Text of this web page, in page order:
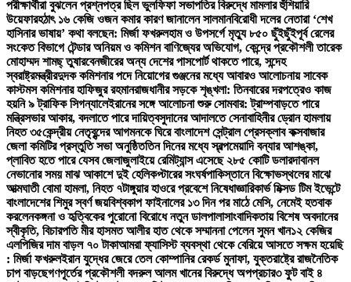
পরীক্ষার্থীরা বুঝলেন প্রশ্নপত্র ছিল ভুলফিফা সভাপতির বিরুদ্ধে মামলার হুঁশিয়ারি
উয়েফারহঠাৎ ১৬ কেজি ওজন কমার কারণ জানালেন সালমানবিরোধী দলের নেতারা ‘শেখ
হাসিনার ভাষায়’ কথা বলছেন: মির্জা ফখরুলহাম ও উপসর্গে মৃত্যু ৮৫০ ছুঁইছুঁইপূর্ব রেলের
সংকেত বিভাগে টেন্ডার অনিয়ম ও কমিশন বাণিজ্যের অভিযোগ, কেন্দ্রে প্রকৌশলী তারেক
মোহাম্মদ শামছ্ তুষারবেনজীরের অন্য দেশের পাসপোর্ট থাকতে পারে, সন্দেহ
স্বরাষ্ট্রমন্ত্রীরদুদক কমিশনার পদে নিয়োগের গুঞ্জনের মধ্যে আবারও আলোচনায় সাবেক
কাস্টমস কমিশনার হাফিজুর রহমানরাজধানীর সড়কে শৃঙ্খলা: তিনবারের দরপত্রেও কাজ
হয়নি ৯ ট্রাফিক সিগন্যালেইরানের সঙ্গে আলোচনা শুরু সোমবার: ট্রাম্পবাড়তে পারে
মন্ত্রিসভার আকার, বদলাতে পারে দায়িত্বসুদানের আদালতে সেনাবাহিনীর ড্রোন হামলায়
নিহত ৩৫কেন্দ্রীয় নেতৃবৃন্দের আগমনকে ঘিরে বাংলাদেশ সেন্ট্রাল প্রেসক্লাব কক্সবাজার
জেলা কমিটির প্রস্তুতি সভা অনুষ্ঠিততিন দিনের মধ্যে স্বল্পমেয়াদি বন্যার আশঙ্কা,
প্লাবিত হতে পারে যেসব জেলাজুলাইয়ে রেমিট্যান্স এসেছে ২৮৫ কোটি ডলারদাবানল
নেভানোর সময় মাঝ আকাশে দুই হেলিকপ্টারের সংঘর্ষপাকিস্তানে বিক্ষোভস্থলের মাঝে
আত্মঘাতী বোমা হামলা, নিহত ৭টাঙ্গুয়ার হাওরে প্রবেশে নিষেধাজ্ঞারিকার্ভ মিক্সড টিম ইভেন্টে
বাংলাদেশের শিমুর স্বর্ণ জয়বিশ্বকাপ ফাইনালের ১৩ দিন পর মাঠে মেসি, নেমেই হতবাক
করলেনকঙ্গনা ও হৃত্বিকের পুরোনো বিরোধে নতুন ডালপালাসাংবাদিকতায় বিশেষ অবদানের
স্বীকৃতি, বিচারপতি মীর হাসমত আলীর হাত থেকে সম্মাননা পেলেন সুমন খান১২ কেজির
এলপিজির দাম বাড়ল ৭০ টাকাআমরা ফ্যাসিস্ট ব্যবস্থা থেকে বেরিয়ে আসতে সক্ষম হয়েছি
: মির্জা ফখরুলইরান যুদ্ধের জেরে তেল কোম্পানির রেকর্ড মুনাফা, যুক্তরাষ্ট্রে রাজনৈতিক
চাপ বাড়ছেগণপূর্তের প্রকৌশলী বদরুল আলম খানের বিরুদ্ধে অপপ্রচার৩ ফুট বাই ৪